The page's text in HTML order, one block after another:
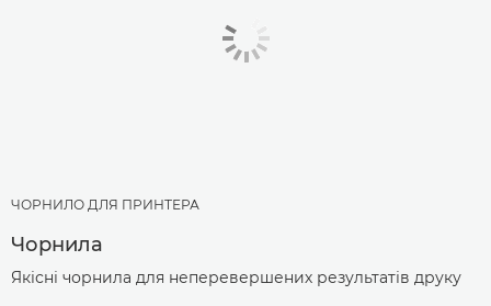
ЧОРНИЛО ДЛЯ ПРИНТЕРА
Чорнила
Якісні чорнила для неперевершених результатів друку